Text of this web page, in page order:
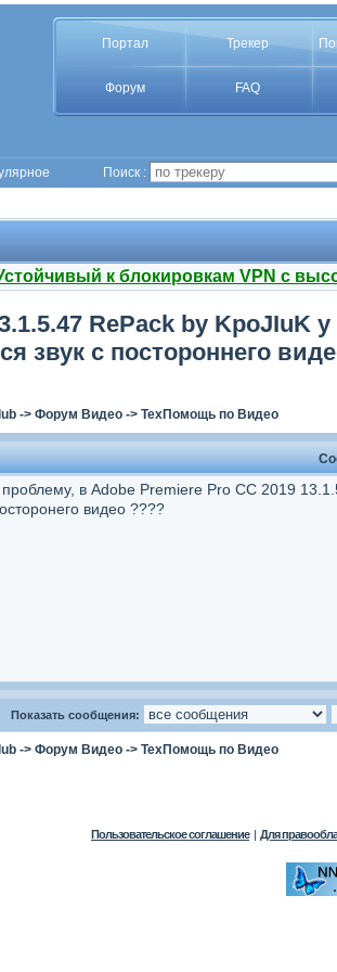
Портал Трекер
Форум FAQ
Поиск :
к блокировкам VPN с
RePack by KpoJIuK
звук с постороннего
-> Форум Видео-> ТехПомощь по Видео
в Adobe Premiere Pro CC 2019
видео ????
Показать сообщения:
-> Форум Видео-> ТехПомощь по Видео
Пользовательское соглашение | Для